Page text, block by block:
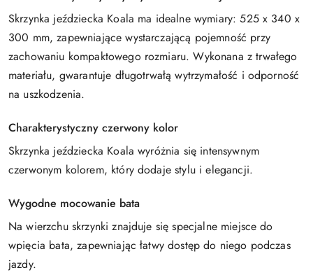
Skrzynka jeździecka Koala ma idealne wymiary: 525 x 340 x
300 mm, zapewniające wystarczającą pojemność przy
zachowaniu kompaktowego rozmiaru. Wykonana z trwałego
materiału, gwarantuje długotrwałą wytrzymałość i odporność
na uszkodzenia.
Charakterystyczny czerwony kolor
Skrzynka jeździecka Koala wyróżnia się intensywnym
czerwonym kolorem, który dodaje stylu i elegancji.
Wygodne mocowanie bata
Na wierzchu skrzynki znajduje się specjalne miejsce do
wpięcia bata, zapewniając łatwy dostęp do niego podczas
jazdy.